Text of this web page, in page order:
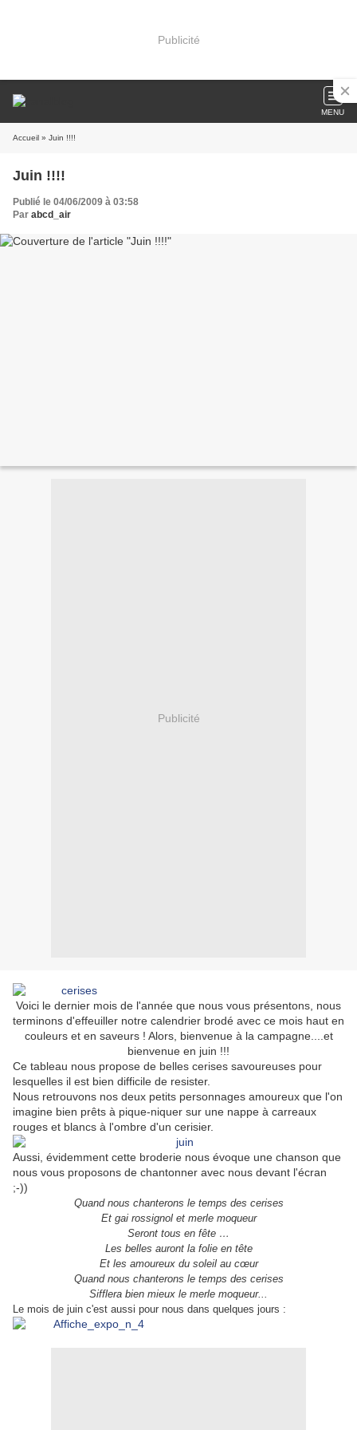
Publicité
MENU
Accueil » Juin !!!!
Juin !!!!
Publié le 04/06/2009 à 03:58
Par abcd_air
Publicité
Voici le dernier mois de l'année que nous vous présentons, nous
terminons d'effeuiller notre calendrier brodé avec ce mois haut en
couleurs et en saveurs ! Alors, bienvenue à la campagne....et
bienvenue en juin !!!
Ce tableau nous propose de belles cerises savoureuses pour
lesquelles il est bien difficile de resister.
Nous retrouvons nos deux petits personnages amoureux que l'on
imagine bien prêts à pique-niquer sur une nappe à carreaux
rouges et blancs à l'ombre d'un cerisier.
Aussi, évidemment cette broderie nous évoque une chanson que
nous vous proposons de chantonner avec nous devant l'écran
;-))
Quand nous chanterons le temps des cerises
Et gai rossignol et merle moqueur
Seront tous en fête …
Les belles auront la folie en tête
Et les amoureux du soleil au cœur
Quand nous chanterons le temps des cerises
Sifflera bien mieux le merle moqueur...
Le mois de juin c'est aussi pour nous dans quelques jours :